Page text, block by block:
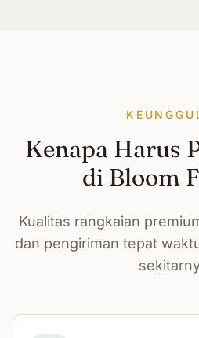
Kenapa Harus
di Bloom
Kualitas rangkaian
dan pengiriman tepat